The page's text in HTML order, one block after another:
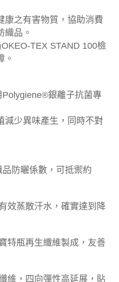
康之有害物質，協助消費
織品。
TEX STAND 100檢
。
銀離子抗菌專
減少異味產生，同時不對
防曬係數，可抵禦約
效蒸散汗水，確實達到降
特瓶再生纖維製成，友善
維，四向彈性高延展，貼